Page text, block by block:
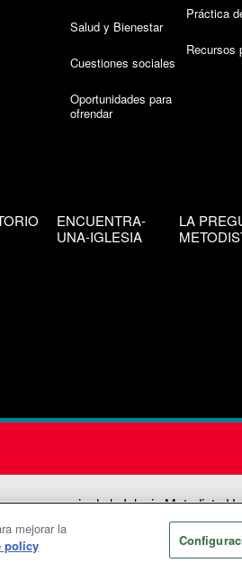
Salud y Bienestar
Cuestiones sociales
Oportunidades para
ofrendar
Práctica
Recursos
ENCUENTRA-
UNA-IGLESIA
LA
una agencia de la Iglesia Metodista
Reservados todos los derechos
mejorar la
policy